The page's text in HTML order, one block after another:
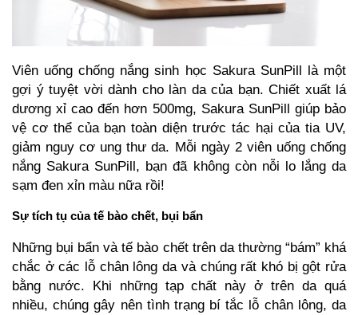
Viên uống chống nắng sinh học Sakura SunPill là một
gợi ý tuyệt vời dành cho làn da của bạn. Chiết xuất lá
dương xỉ cao đến hơn 500mg, Sakura SunPill giúp bảo
vệ cơ thể của bạn toàn diện trước tác hại của tia UV,
giảm nguy cơ ung thư da. Mỗi ngày 2 viên uống chống
nắng Sakura SunPill, bạn đã không còn nỗi lo lắng da
sạm đen xỉn màu nữa rồi!
Sự tích tụ của tế bào chết, bụi bẩn
Những bụi bẩn và tế bào chết trên da thường “bám” khá
chắc ở các lỗ chân lông da và chúng rất khó bị gột rửa
bằng nước. Khi những tạp chất này ở trên da quá
nhiều, chúng gây nên tình trạng bí tắc lỗ chân lông, da